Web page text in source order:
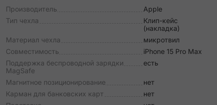
Производитель
Apple
Тип чехла
Клип-кейс
(накладка)
Материал чехла
микротвил
Совместимость
iPhone 15 Pro Max
Поддержка беспроводной зарядки
MagSafe
есть
Магнитное позиционирование
нет
Карман для банковских карт
нет